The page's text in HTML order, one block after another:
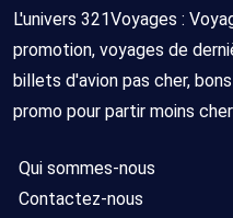
L'univers 321Voyages :
promotion, voyages de
billets d'avion pas cher,
promo pour partir moins
Qui sommes-nous
Contactez-nous